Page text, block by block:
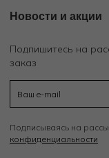
Новости и акции
Подпишитесь на
заказ
Подписываясь на
конфиденциальности